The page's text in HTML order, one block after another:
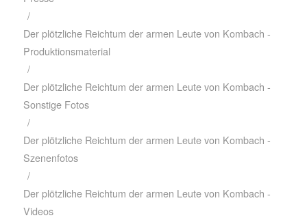
/
Der plötzliche Reichtum der armen Leute von Kombach -
Produktionsmaterial
/
Der plötzliche Reichtum der armen Leute von Kombach -
Sonstige Fotos
/
Der plötzliche Reichtum der armen Leute von Kombach -
Szenenfotos
/
Der plötzliche Reichtum der armen Leute von Kombach -
Videos